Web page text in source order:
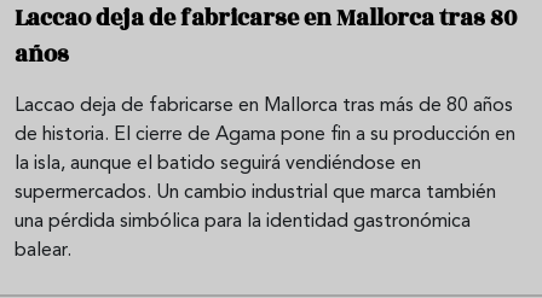
Laccao deja de fabricarse en Mallorca tras 80
años
Laccao deja de fabricarse en Mallorca tras más de 80 años
de historia. El cierre de Agama pone fin a su producción en
la isla, aunque el batido seguirá vendiéndose en
supermercados. Un cambio industrial que marca también
una pérdida simbólica para la identidad gastronómica
balear.